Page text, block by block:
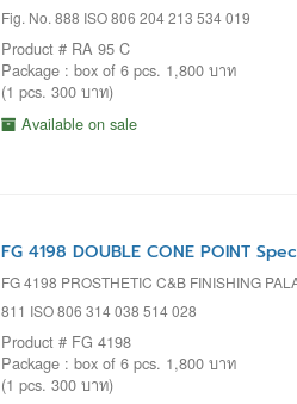
Fig. No. 888 ISO 806 204 213 534 019
Product # RA 95 C
Package : box of 6 pcs. 1,800 บาท
(1 pcs. 300 บาท)
Available on sale
FG 4198 DOUBLE CONE POINT
FG 4198 PROSTHETIC C&B FINISHING
811 ISO 806 314 038 514 028
Product # FG 4198
Package : box of 6 pcs. 1,800 บาท
(1 pcs. 300 บาท)